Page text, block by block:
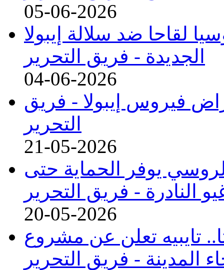
05-06-2026
لقاحا ضد سلالة إيبولا
الجديدة - فريق التحرير
04-06-2026
فيروس إيبولا - فريق
التحرير
21-05-2026
يوفر الحماية حتى
النادرة - فريق التحرير
20-05-2026
تايبيه تعلن عن مشروع
المدينة - فريق التحرير